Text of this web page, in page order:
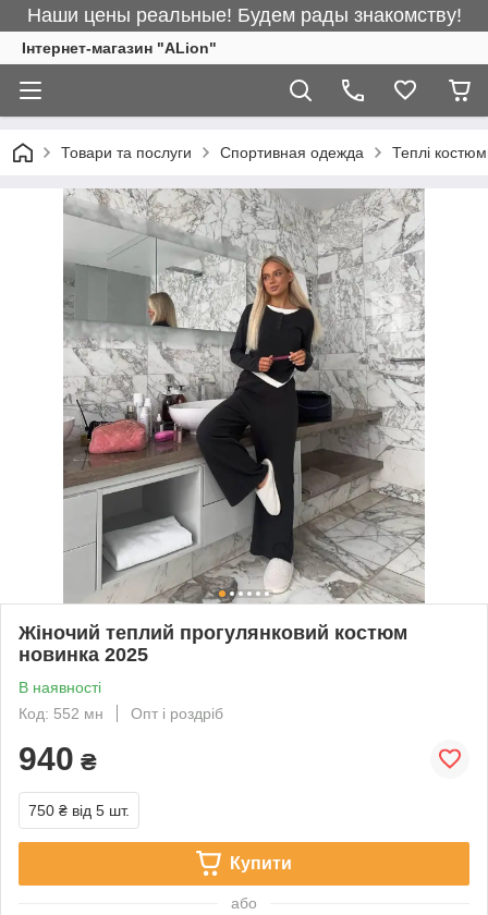
Наши цены реальные! Будем рады знакомству!
Інтернет-магазин "ALіon"
Товари та послуги Спортивная одежда Теплі
Жіночий теплий прогулянковий костюм
новинка 2025
В наявності
Код: 552 мн
Опт і роздріб
940 ₴
750 ₴ від 5 шт.
Купити
або